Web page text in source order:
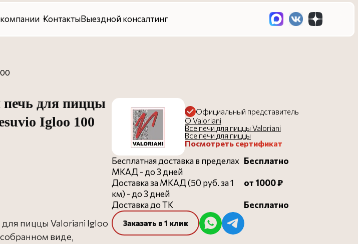
КонтактыВыездной консалтинг
печь для пиццы
Igloo 100
пиццы Valoriani Igloo
собранном виде,
Официальный представитель
О Valoriani
Все печи для пиццы Valoriani
Все печи для пиццы
Посмотреть сертификат
Бесплатная доставка в пределах
МКАД - до 3 дней
Бесплатно
Доставка за МКАД (50 руб. за 1
км) - до 3 дней
от 1000 ₽
Доставка до ТК Бесплатно
Заказать в 1 клик